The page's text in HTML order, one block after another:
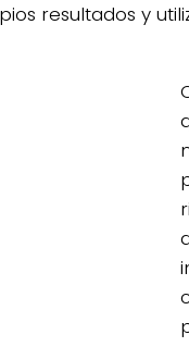
resultados y